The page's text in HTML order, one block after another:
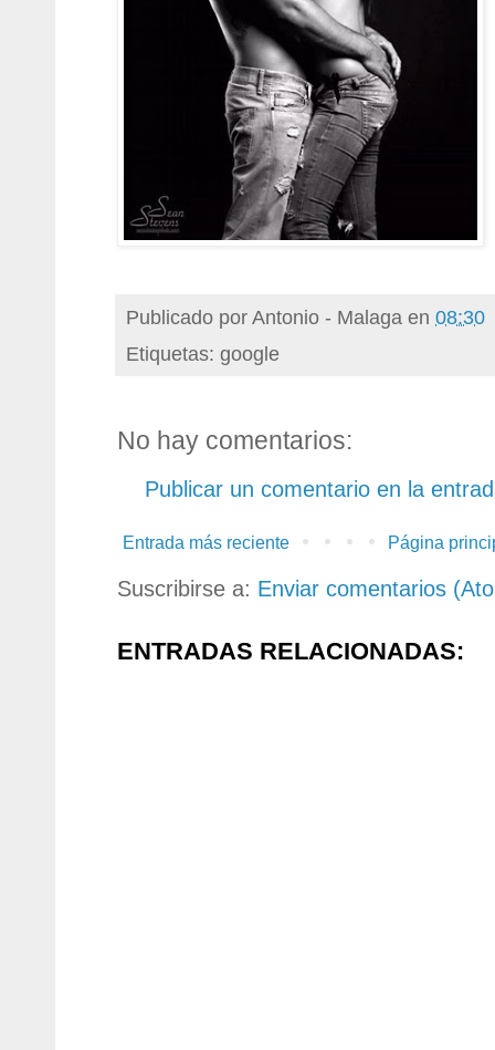
Publicado porAntonio - Malaga en 08:30
Etiquetas: google
No hay comentarios:
Publicar un comentario en la
Entrada más reciente Página
Suscribirse a: Enviar comentarios
ENTRADAS RELACIONADAS: